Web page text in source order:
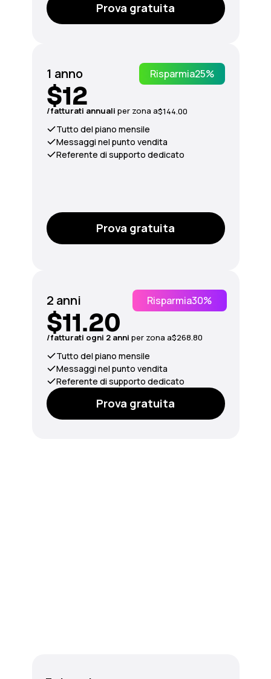
Prova gratuita
1 anno Risparmia25%
$12
/fatturati annuali per zona a$144.00
Tutto del piano mensile
Messaggi nel punto vendita
Referente di supporto dedicato
Prova gratuita
2 anni Risparmia30%
$11.20
/fatturati ogni 2 anni per zona a$268.80
Tutto del piano mensile
Messaggi nel punto vendita
Referente di supporto dedicato
Prova gratuita